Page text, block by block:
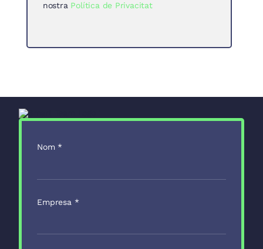
nostra Política de Privacitat
Nom *
Empresa *